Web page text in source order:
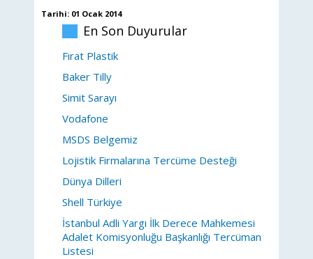
Tarihi: 01 Ocak 2014
En Son Duyurular
Fırat Plastik
Baker Tilly
Simit Sarayı
Vodafone
MSDS Belgemiz
Lojistik Firmalarına Tercüme Desteği
Dünya Dilleri
Shell Türkiye
İstanbul Adli Yargı İlk Derece Mahkemesi
Adalet Komisyonluğu Başkanlığı Tercüman
Listesi